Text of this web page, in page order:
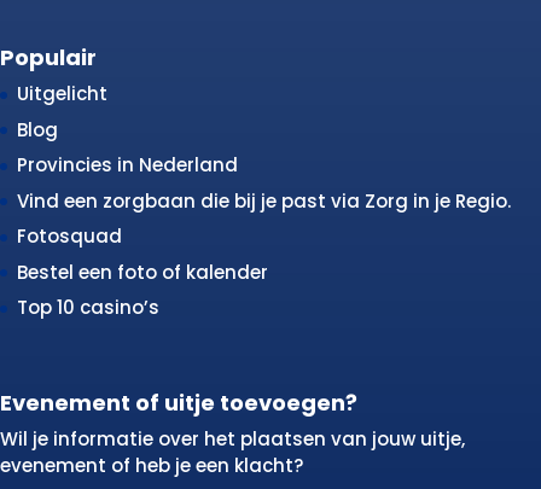
Populair
Uitgelicht
Blog
Provincies in Nederland
Vind een zorgbaan die bij je past via Zorg in je Regio.
Fotosquad
Bestel een foto of kalender
Top 10 casino’s
Evenement of uitje toevoegen?
Wil je informatie over het plaatsen van jouw uitje,
evenement of heb je een klacht?